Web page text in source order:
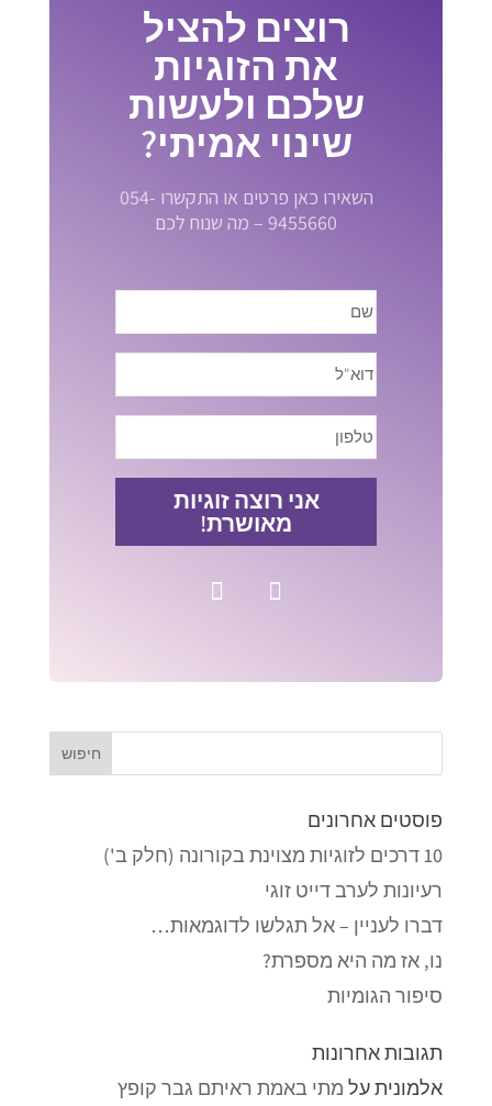
רוצים להציל
את הזוגיות
שלכם ולעשות
שינוי אמיתי?
השאירו כאן פרטים או התקשרו 054-
9455660 – מה שנוח לכם
אני רוצה זוגיות
מאושרת!
פוסטים אחרונים
10 דרכים לזוגיות מצוינת בקורונה (חלק ב')
רעיונות לערב דייט זוגי
דברו לעניין – אל תגלשו לדוגמאות…
נו, אז מה היא מספרת?
סיפור הגומיות
תגובות אחרונות
אלמוניתעל מתי באמת ראיתם גבר קופץ